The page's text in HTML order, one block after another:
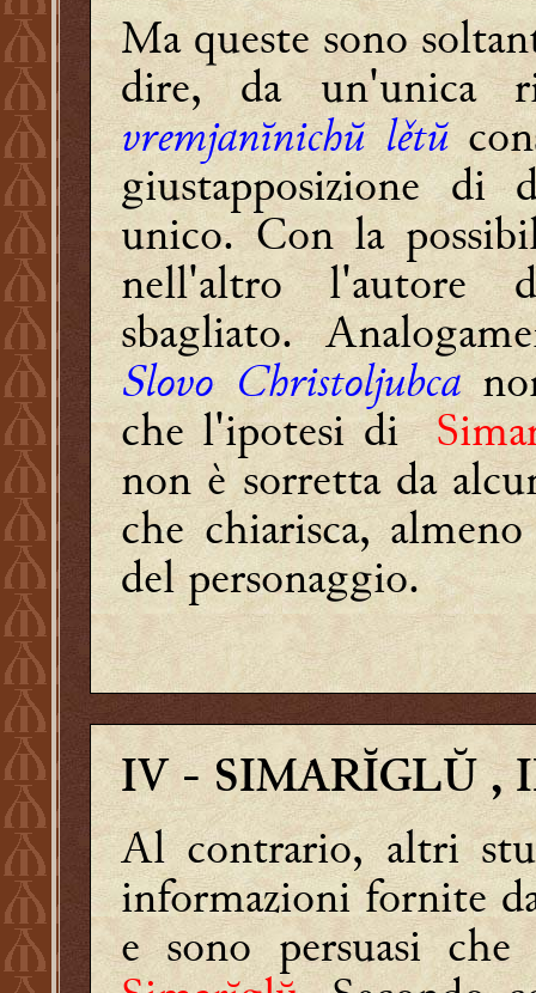
Ma queste sono
dire, da un'unica
vremjanĭnichŭ lětŭ
giustapposizione
unico. Con la
nell'altro l'autore
sbagliato.
Slovo Christoljubca
che l'ipotesi di
non è sorretta da
che chiarisca,
del personaggio.
IV - SIMARĬGLŬ ,
Al contrario, altri
informazioni fornite
e sono persuasi